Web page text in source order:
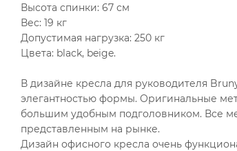
Высота спинки: 67 см
Вес: 19 кг
Допустимая нагрузка: 250 кг
Цвета: black, beige.
В дизайне кресла для руководителя
элегантностью формы. Оригинальные
большим удобным подголовником. Все
представленным на рынке.
Дизайн офисного кресла очень